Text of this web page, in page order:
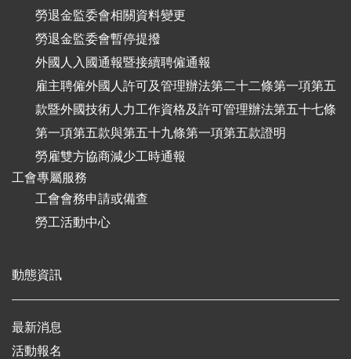
勞退金監委會相關資料變更
勞退金監委會暫停提撥
外國人入國通報暨接續聘僱通報
雇主聘僱外國人許可及管理辦法第二十二條第一項第五
款暨外國技術人力工作資格及許可管理辦法第五十七條
第一項第五款與第五十九條第一項第五款證明
勞雇雙方協商減少工時通報
工會專屬服務
工會會務申請或備查
勞工活動中心
動態資訊
最新消息
活動報名